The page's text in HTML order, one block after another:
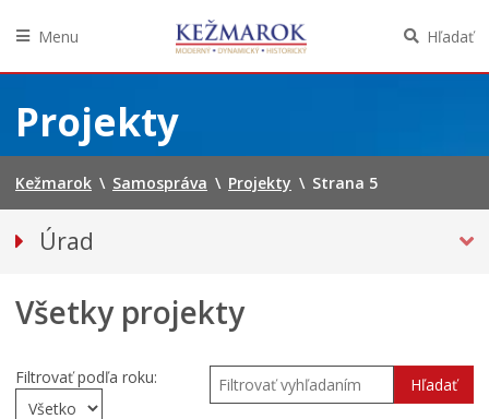
obsah
Menu Hľadať
Projekty
Kežmarok \ Samospráva \ Projekty \ Strana 5
Úrad
Prednosta
Oddelenia úradu
Sekcie úradu
Životné situácie
Všetky projekty
Filtrovať podľa roku: Hľadať